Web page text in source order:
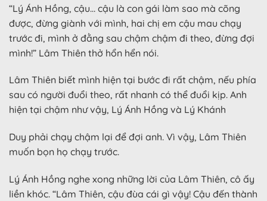
“Lý Ánh Hồng, cậu… cậu là con gái làm sao mà cõng
được, đừng giành với mình, hai chị em cậu mau chạy
trước đi, mình ở đằng sau chậm chậm đi theo, đừng đợi
mình!” Lâm Thiên thở hổn hển nói.
Lâm Thiên biết mình hiện tại bước đi rất chậm, nếu phía
sau có người đuổi theo, rất nhanh có thể đuổi kịp. Anh
hiện tại chậm như vậy, Lý Ánh Hồng và Lý Khánh
Duy phải chạy chậm lại để đợi anh. Vì vậy, Lâm Thiên
muốn bọn họ chạy trước.
Lý Ánh Hồng nghe xong những lời của Lâm Thiên, cô ấy
liền khóc. “Lâm Thiên, cậu đùa cái gì vậy! Cậu đến thành